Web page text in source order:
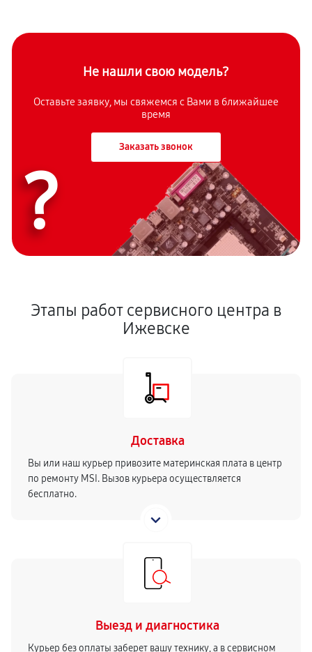
Не нашли свою модель?
Оставьте заявку, мы свяжемся с Вами в ближайшее
время
Заказать звонок
?
Этапы работ сервисного центра в
Ижевске
Доставка
Вы или наш курьер привозите материнская плата в центр
по ремонту MSI. Вызов курьера осуществляется
бесплатно.
Выезд и диагностика
Курьер без оплаты заберет вашу технику, а в сервисном